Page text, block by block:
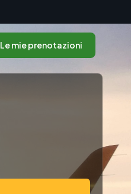
Le mie prenotazioni